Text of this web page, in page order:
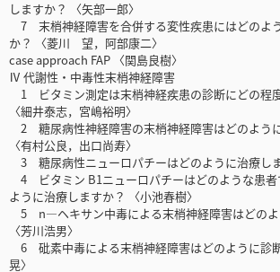
しますか？ 〈矢部一郎〉
7 末梢神経障害を合併する変性疾患にはどのよ
か？ 〈菱川 望，阿部康二〉
case approach FAP 〈関島良樹〉
Ⅳ 代謝性・中毒性末梢神経障害
1 ビタミン測定は末梢神経疾患の診断にどの程
〈細井泰志，宮嶋裕明〉
2 糖尿病性神経障害の末梢神経障害はどのよう
〈有村公良，出口尚寿〉
3 糖尿病性ニューロパチーはどのように治療し
4 ビタミン B1ニューロパチーはどのような患者
ように治療しますか？ 〈小池春樹〉
5 n—ヘキサン中毒による末梢神経障害はどのよ
〈芳川浩男〉
6 砒素中毒による末梢神経障害はどのように診
晃〉